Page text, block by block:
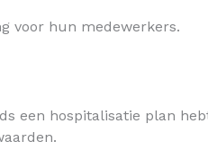
voor hun medewerkers.
een hospitalisatie plan